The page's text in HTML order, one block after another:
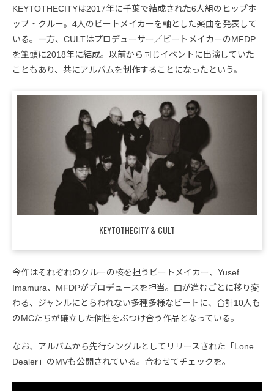
KEYTOTHECITYは2017年に千葉で結成された6人組のヒップホ
ップ・クルー。4人のビートメイカーを軸とした楽曲を発表して
いる。一方、CULTはプロデューサー／ビートメイカーのMFDP
を筆頭に2018年に結成。以前から同じイベントに出演していた
こともあり、共にアルバムを制作することになったという。
KEYTOTHECITY & CULT
今作はそれぞれのクルーの核を担うビートメイカー、Yusef
Imamura、MFDPがプロデュースを担当。曲が進むごとに移り変
わる、ジャンルにとらわれない多種多様なビートに、合計10人も
のMCたちが確立した個性をぶつけ合う作品となっている。
なお、アルバムから先行シングルとしてリリースされた「Lone
Dealer」のMVも公開されている。合わせてチェックを。